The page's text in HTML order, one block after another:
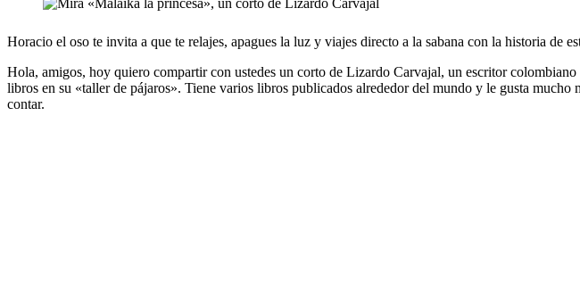
Horacio el oso te invita a que te relajes, apagues la luz y viajes directo a la sabana con la historia de
Hola, amigos, hoy quiero compartir con ustedes un corto de Lizardo Carvajal, un escritor
libros en su «taller de pájaros». Tiene varios libros publicados alrededor del mundo y le gusta
contar.